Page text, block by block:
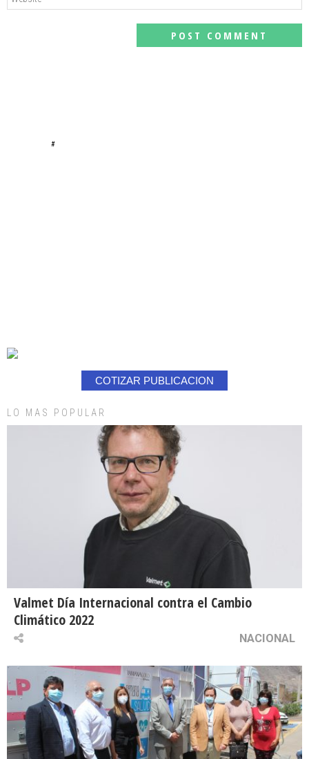
#
COTIZAR PUBLICACION
LO MAS POPULAR
Valmet Día Internacional contra el Cambio
Climático 2022
NACIONAL